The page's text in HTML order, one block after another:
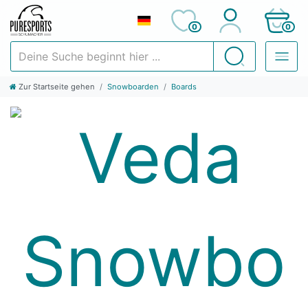
Suchen
0 0
Zur Startseite gehen Snowboarden Boards